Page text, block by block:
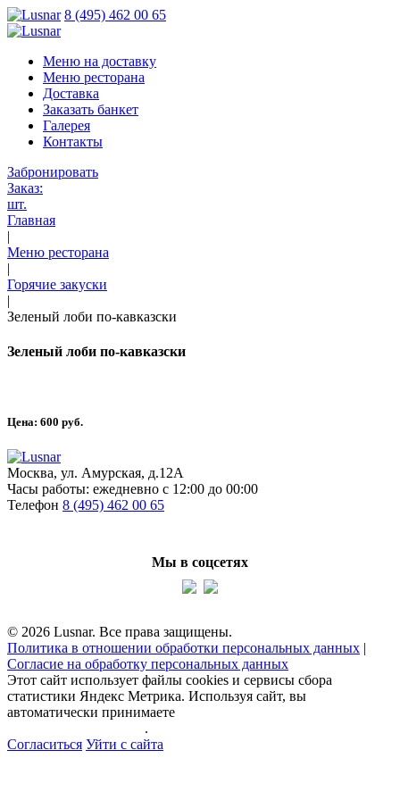
8 (495) 462 00 65
Меню на доставку
Меню ресторана
Доставка
Заказать банкет
Галерея
Контакты
Забронировать
Заказ:
шт.
Главная
|
Меню ресторана
|
Горячие закуски
|
Зеленый лоби по-кавказски
Зеленый лоби по-кавказски
Цена: 600 руб.
Москва, ул. Амурская, д.12А
Часы работы: ежедневно с 12:00 до 00:00
Телефон 8 (495) 462 00 65
Мы в соцсетях
© 2026 Lusnar. Все права защищены.
Политика в отношении обработки персональных данных |
Согласие на обработку персональных данных
Этот сайт использует файлы cookies и сервисы сбора
статистики Яндекс Метрика. Используя сайт, вы
автоматически принимаете
.
Согласиться Уйти с сайта